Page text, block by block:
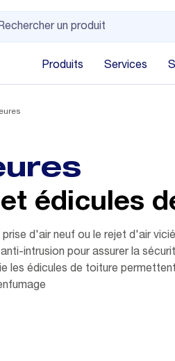
Produits Services
édicules
d'air neuf ou le rejet d'air
intrusion pour assurer la
édicules de toiture